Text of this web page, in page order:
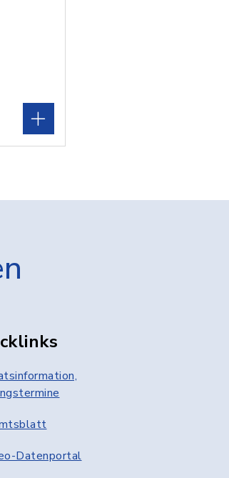
Datenportal